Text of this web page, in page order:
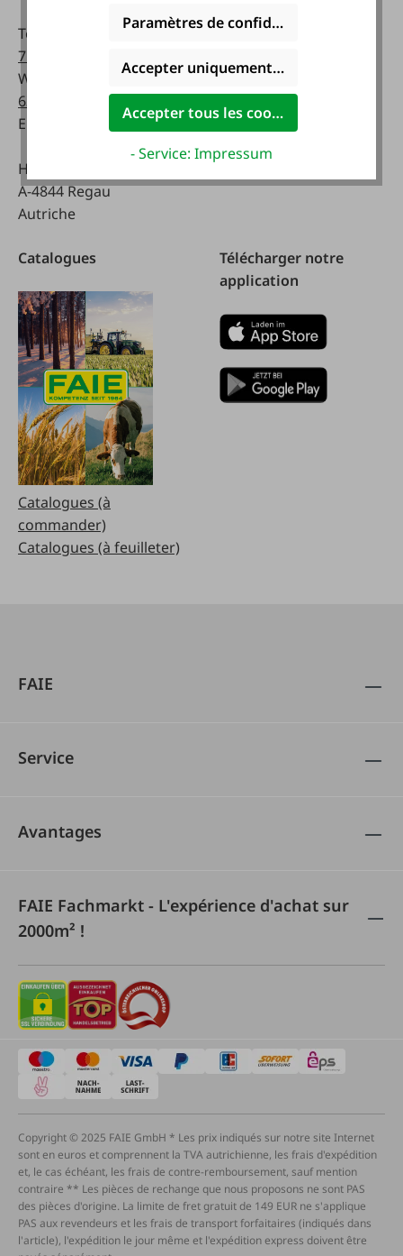
Téléphone :
0043 7672
716-0
WhatsApp :
0043 677
63514619
Email :
info@faie.at
Handelsstraße 9
A-4844 Regau
Autriche
lundi - vendredi:
8 a.m. - 12 a.m.
Catalogues
Catalogues (à
commander)
Catalogues (à feuilleter)
Télécharger notre
application
FAIE
Service
Avantages
FAIE Fachmarkt - L'expérience d'achat sur
2000m² !
Copyright © 2025 FAIE GmbH * Les prix indiqués sur notre site Internet
sont en euros et comprennent la TVA autrichienne, les frais d'expédition
et, le cas échéant, les frais de contre-remboursement, sauf mention
contraire ** Les pièces de rechange que nous proposons ne sont PAS
des pièces d'origine. La limite de fret gratuit de 149 EUR ne s'applique
PAS aux revendeurs et les frais de transport forfaitaires (indiqués dans
l'article), l'expédition le jour même et l'expédition express doivent être
Paramètres de confidentialité
Accepter uniquement les cookies
Accepter tous les cookies
- Service: Impressum